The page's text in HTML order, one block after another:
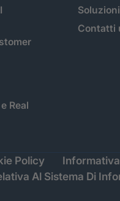
Real
Contatti
Policy
Al Sistema Di